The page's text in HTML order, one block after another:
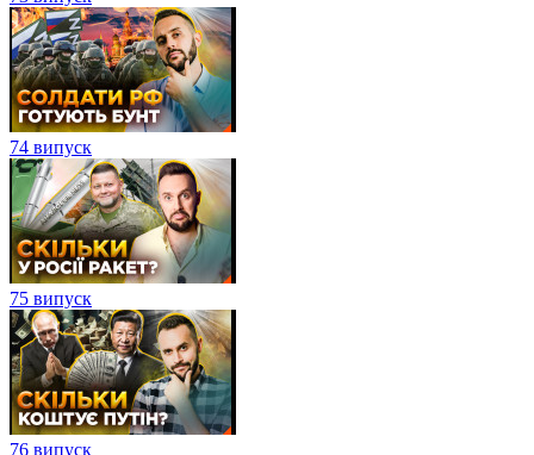
74 випуск
75 випуск
76 випуск